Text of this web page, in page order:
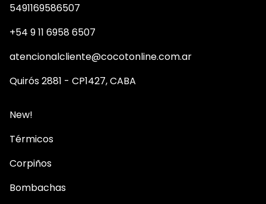
5491169586507
+54 9 11 6958 6507
atencionalcliente@cocotonline.com.ar
Quirós 2881 - CP1427, CABA
New!
Térmicos
Corpiños
Bombachas